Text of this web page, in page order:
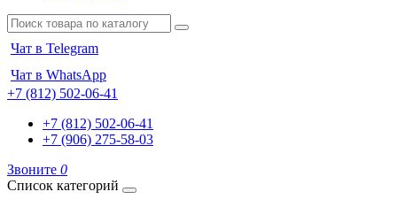
Чат в Telegram
Чат в WhatsApp
+7 (812) 502-06-41
+7 (812) 502-06-41
+7 (906) 275-58-03
Звоните 0
Список категорий